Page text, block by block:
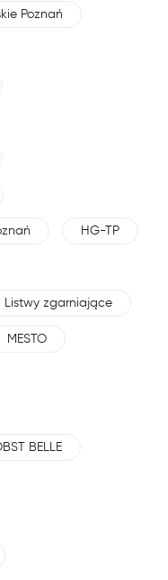
Poznań
HG-TP
Listwy zgarniające
MESTO
BELLE